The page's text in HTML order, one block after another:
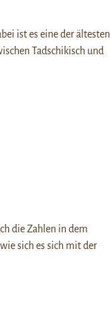
ist es eine der ältesten
Tadschikisch und
die Zahlen in dem
sich es sich mit der